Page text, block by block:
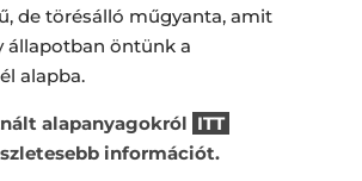
de törésálló műgyanta, amit
állapotban öntünk a
alapba.
alapanyagokról ITT
információt.